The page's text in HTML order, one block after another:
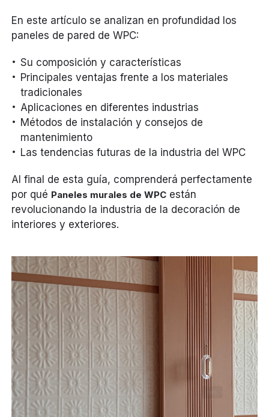
En este artículo se analizan en profundidad los
paneles de pared de WPC:
Su composición y características
Principales ventajas frente a los materiales
tradicionales
Aplicaciones en diferentes industrias
Métodos de instalación y consejos de
mantenimiento
Las tendencias futuras de la industria del WPC
Al final de esta guía, comprenderá perfectamente
por qué Paneles murales de WPC están
revolucionando la industria de la decoración de
interiores y exteriores.